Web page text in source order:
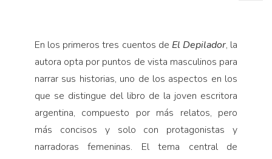
En los primeros tres cuentos de El Depilador, la
autora opta por puntos de vista masculinos para
narrar sus historias, uno de los aspectos en los
que se distingue del libro de la joven escritora
argentina, compuesto por más relatos, pero
más concisos y solo con protagonistas y
narradoras femeninas. El tema central de